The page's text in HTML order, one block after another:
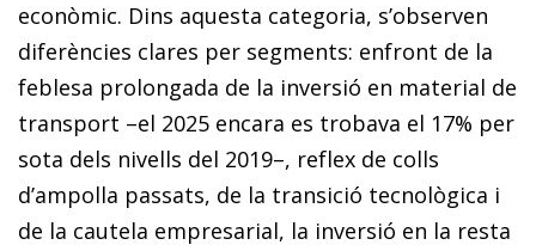
econòmic. Dins aquesta categoria, s’observen
diferències clares per segments: enfront de la
feblesa prolongada de la inversió en material de
transport –el 2025 encara es trobava el 17% per
sota dels nivells del 2019–, reflex de colls
d’ampolla passats, de la transició tecnològica i
de la cautela empresarial, la inversió en la resta